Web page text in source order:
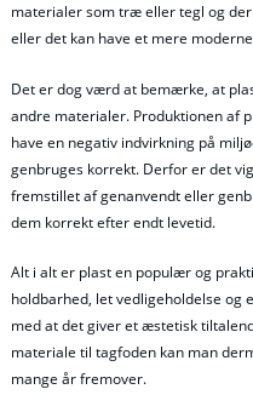
materialer som træ eller tegl og
eller det kan have et mere
Det er dog værd at bemærke, at
andre materialer. Produktionen af
have en negativ indvirkning på
genbruges korrekt. Derfor er det
fremstillet af genanvendt eller
dem korrekt efter endt levetid.
Alt i alt er plast en populær og
holdbarhed, let vedligeholdelse og
med at det giver et æstetisk
materiale til tagfoden kan man
mange år fremover.